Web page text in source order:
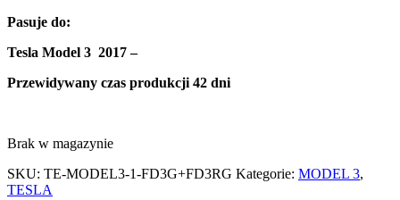
Pasuje do:
Tesla Model 3 2017 –
Przewidywany czas produkcji 42 dni
Brak w magazynie
SKU: TE-MODEL3-1-FD3G+FD3RG Kategorie: MODEL 3,
TESLA